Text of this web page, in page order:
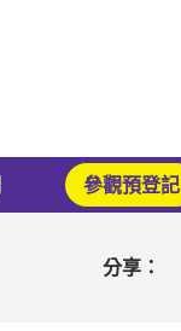
參觀預登記
分享：